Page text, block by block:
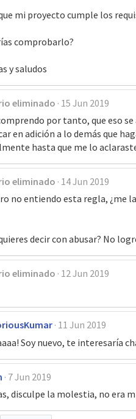
mi proyecto cumple los
comprobarlo?
y saludos
eliminado 15 Jun 2019
por tanto, que eso
en adición a lo demás que
hasta que me lo
eliminado 14 Jun 2019
no entiendo esta regla, ¿me
decir con abusar? No
eliminado 12 Jun 2019
11 Jun 2019
Soy nuevo, te interesaría
7 Jun 2019
disculpe la molestia, no era